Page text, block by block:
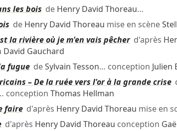
les bois de Henry David Thoreau…
de Henry David Thoreau mise en scène
la rivière où je m'en vais pêcherd'après
David Gauchard
fuguedeSylvain Tesson… conception Julien
– De la ruée vers l'or à la grande crise
conception Thomas Hellman
faired'après Henry David Thoreau mise en
d'après Henry David Thoreau conception